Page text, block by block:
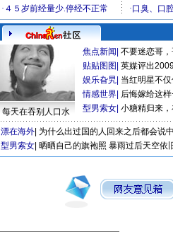
每天在吞别人口水
焦点新闻 不要迷恋哥
贴贴图图 英媒评出
娱乐旮旯 当红明星不
情感世界 后悔嫁给这
型男索女 小糖精归来
漂在海外 为什么出过国的人回来之后都会说
型男索女 晒晒自己的旗袍照 暴雨过后天空依